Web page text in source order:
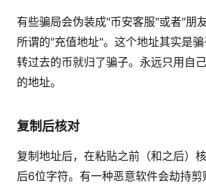
有些骗局会伪装成"币安客服"或者"朋
所谓的"充值地址"。这个地址其实是
转过去的币就归了骗子。永远只用自
的地址。
复制后核对
复制地址后，在粘贴之前（和之后）
后6位字符。有一种恶意软件会劫持